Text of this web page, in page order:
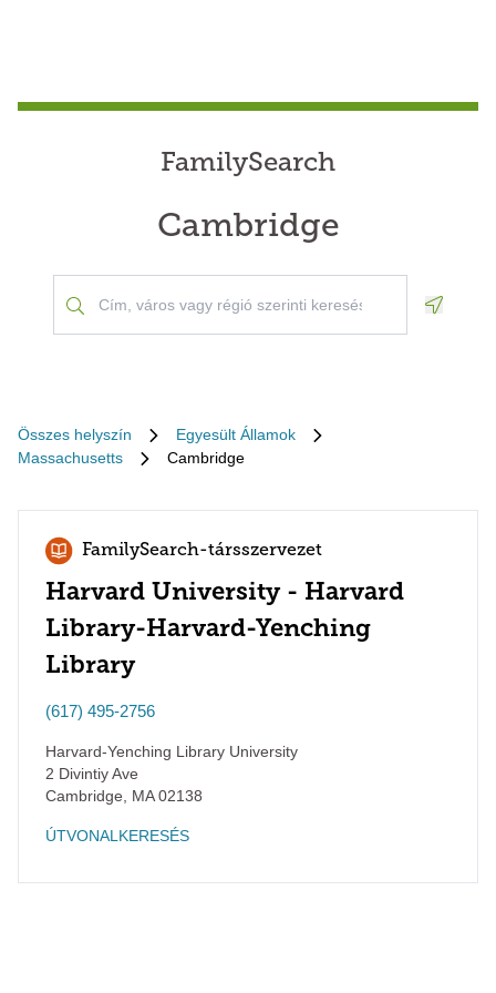
FamilySearch
Cambridge
Összes helyszín
Egyesült Államok
Massachusetts
Cambridge
FamilySearch-társszervezet
Harvard University - Harvard
Library-Harvard-Yenching
Library
(617) 495-2756
Harvard-Yenching Library University
2 Divintiy Ave
Cambridge
MA02138
ÚTVONALKERESÉS